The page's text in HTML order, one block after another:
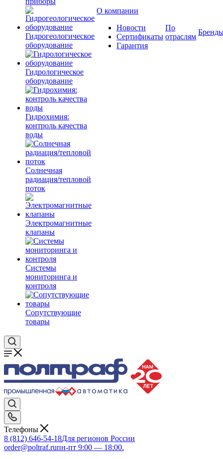
Гидрогеологическое
оборудование
Гидрологическое
оборудование
Гидрохимия:
контроль качества
воды
Солнечная
радиация/тепловой
поток
Электромагнитные
клапаны
Системы
мониторинга и
контроля
Сопутствующие
товары
О компании
Новости
Сертификаты
Гарантия
По
отраслям
Телефоны
8 (812) 646-54-18Для регионов России
order@poltraf.ruпн-пт 9:00 — 18:00.